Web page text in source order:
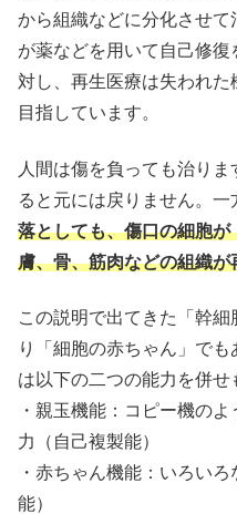
から組織などに分化させ
が薬などを用いて自己修
対し、再生医療は失われ
目指しています。
人間は傷を負っても治り
ると元には戻りません。一
落としても、傷口の細胞
膚、骨、筋肉などの組織
この説明で出てきた「幹
り「細胞の赤ちゃん」で
は以下の二つの能力を併せ
・親玉機能：コピー機の
力（自己複製能）
・赤ちゃん機能：いろい
能）